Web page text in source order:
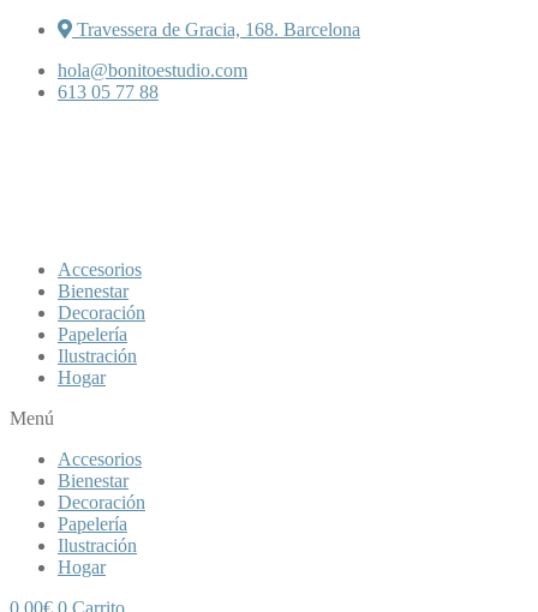
Travessera de Gracia, 168. Barcelona
hola@bonitoestudio.com
613 05 77 88
Accesorios
Bienestar
Decoración
Papelería
Ilustración
Hogar
Menú
Accesorios
Bienestar
Decoración
Papelería
Ilustración
Hogar
0,00€ 0 Carrito